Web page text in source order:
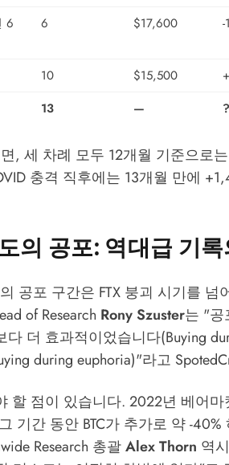
6
6 $17,600 -
10 $15,500
13 — ?
, 세 차례 모두 12개월 기준으로
충격 직후에는 13개월 만에
의 공포: 역대급 기록
공포 구간은 FTX 붕괴 시기를 넘
of Research Rony Szuster는 "공
더 효과적이었습니다(Buying
during euphoria)"라고
할 점이 있습니다. 2022년 베어
기간 동안 BTC가 추가로 약 -
Research 총괄Alex Thorn 역